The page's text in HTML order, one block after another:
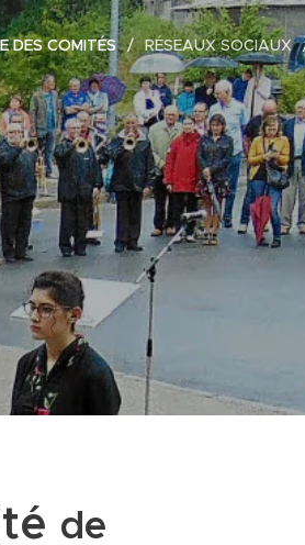
DES COMITÉS RÉSEAUX SOCIAUX
de